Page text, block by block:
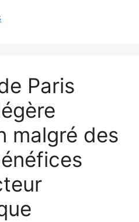
Paris
malgré des